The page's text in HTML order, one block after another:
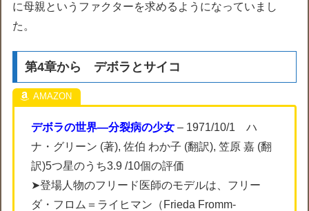
に母親というファクターを求めるようになっていまし
た。
第4章から デボラとサイコ
デボラの世界―分裂病の少女 – 1971/10/1 ハ
ナ・グリーン (著), 佐伯 わか子 (翻訳), 笠原 嘉 (翻
訳)5つ星のうち3.9 /10個の評価
➤登場人物のフリード医師のモデルは、フリー
ダ・フロム＝ライヒマン（Frieda Fromm-